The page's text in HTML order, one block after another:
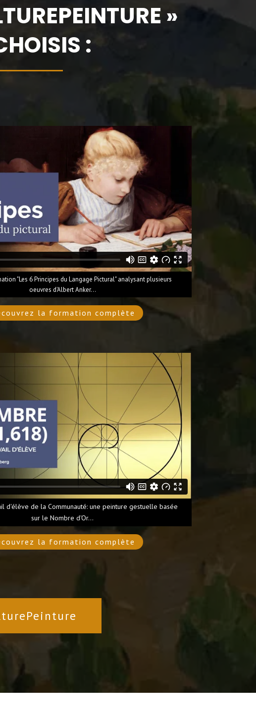
»
:
"Les 6 Principes du Langage Pictural" analysant plusieurs
oeuvres d'Albert Anker...
la formation complète
d'élève de la Communauté: une peinture gestuelle basée
sur le Nombre d'Or...
la formation complète